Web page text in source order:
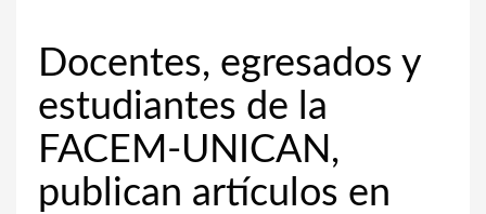
Docentes, egresados y
estudiantes de la
FACEM-UNICAN,
publican artículos en